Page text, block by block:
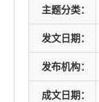
主题分类：
发文日期：
发布机构：
成文日期：